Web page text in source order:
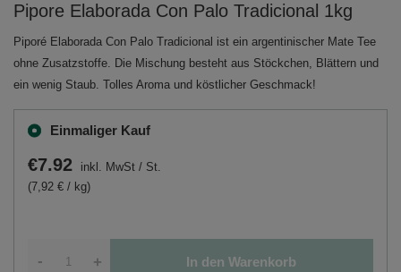
Pipore Elaborada Con Palo Tradicional 1kg
Piporé Elaborada Con Palo Tradicional ist ein argentinischer Mate Tee
ohne Zusatzstoffe. Die Mischung besteht aus Stöckchen, Blättern und
ein wenig Staub. Tolles Aroma und köstlicher Geschmack!
Einmaliger Kauf
€7.92 inkl. MwSt / St.
(7,92 € / kg)
- + In den Warenkorb